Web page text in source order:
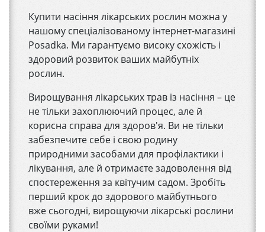
Купити насіння лікарських рослин можна у
нашому спеціалізованому інтернет-магазині
Posadka. Ми гарантуємо високу схожість і
здоровий розвиток ваших майбутніх
рослин.
Вирощування лікарських трав із насіння – це
не тільки захоплюючий процес, але й
корисна справа для здоров'я. Ви не тільки
забезпечите себе і свою родину
природними засобами для профілактики і
лікування, але й отримаєте задоволення від
спостереження за квітучим садом. Зробіть
перший крок до здорового майбутнього
вже сьогодні, вирощуючи лікарські рослини
своїми руками!